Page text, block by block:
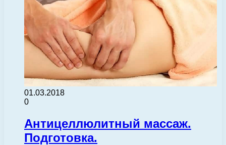
01.03.2018
0
Антицеллюлитный массаж.
Подготовка.